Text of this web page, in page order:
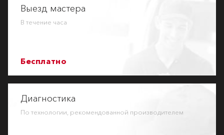
Выезд мастера
В течение часа
Бесплатно
Диагностика
По технологии, рекомендованной производителем